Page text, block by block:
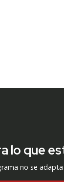
lo que
no se